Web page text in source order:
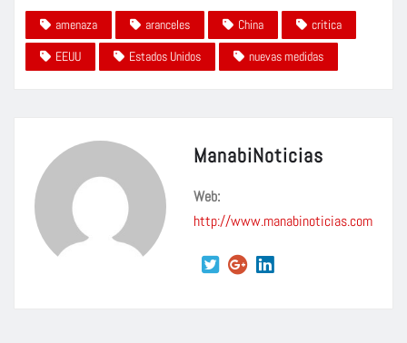
amenaza aranceles China
critica
EEUU
Estados Unidos nuevas medidas
ManabiNoticias
Web:
http://www.manabinoticias.com